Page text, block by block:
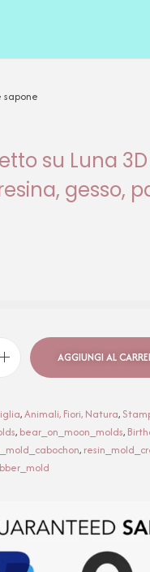
sapone
su Luna
gesso,
AGGIUNGI AL
,Animali, Fiori, Natura,
, bear_on_moon_molds,
,